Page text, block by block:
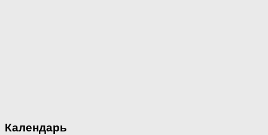
Календарь